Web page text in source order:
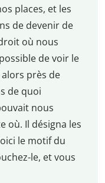
places, et les
de devenir de
où nous
de voir le
alors près de
de quoi
nous
où. Il désigna les
le motif du
le, et vous